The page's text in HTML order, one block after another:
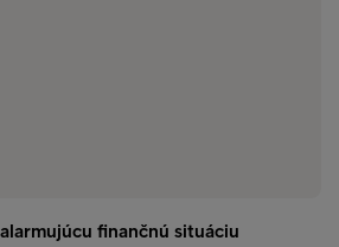
finančnú situáciu